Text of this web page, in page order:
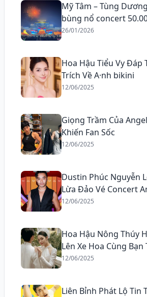
Mỹ Tâm – Tùng
bùng nổ concert
26/01/2026
Hoa Hậu Tiểu Vy Đáp
Trích Về A·nh bikini
12/06/2025
Giọng Trầm Của
Khiến Fan Sốc
12/06/2025
Dustin Phúc Nguyễn
Lừa Đảo Vé Concert
12/06/2025
Hoa Hậu Nông Thúy
Lên Xe Hoa Cùng Bạn
12/06/2025
Liên Bỉnh Phát Lộ Tin